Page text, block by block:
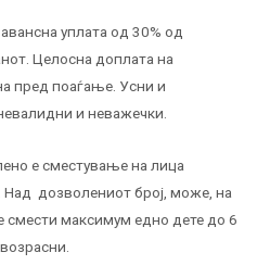
уплата од 30% од
Целосна доплата на
пред поаѓање. Усни и
и неважечки.
е сместување на лица
Над дозволениот број, може, на
максимум едно дете до 6